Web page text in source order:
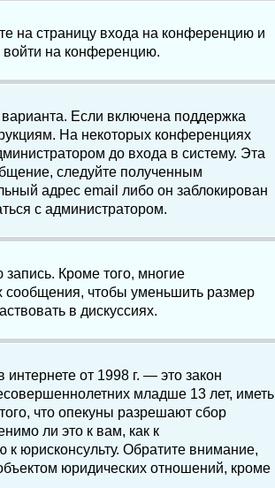
на страницу входа на конференцию и
войти на конференцию.
Если включена поддержка
На некоторых конференциях
до входа в систему. Эта
следуйте полученным
адрес email либо он заблокирован
с администратором.
Кроме того, многие
сообщения, чтобы уменьшить размер
в дискуссиях.
от 1998 г. — это закон
младше 13 лет, иметь
что опекуны разрешают сбор
ли это к вам, как к
юрисконсульту. Обратите внимание,
юридических отношений, кроме